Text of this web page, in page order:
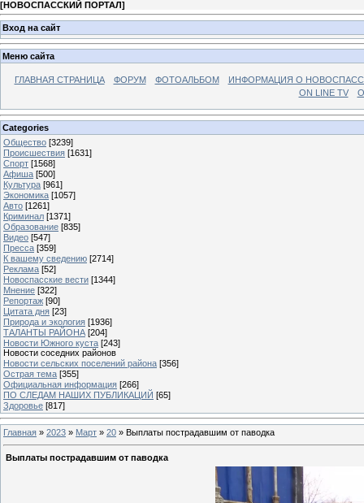
[НОВОСПАССКИЙ ПОРТАЛ]
Вход на сайт
Меню сайта
ГЛАВНАЯ СТРАНИЦА ФОРУМ ФОТОАЛЬБОМ
ИНФОРМАЦИЯ О
ON LINE TV
Categories
Общество [3239]
Происшествия [1631]
Спорт [1568]
Афиша [500]
Культура [961]
Экономика [1057]
Авто [1261]
Криминал [1371]
Образование [835]
Видео [547]
Пресса [359]
К вашему сведению [2714]
Реклама [52]
Новоспасские вести [1344]
Мнение [322]
Репортаж [90]
Цитата дня [23]
Природа и экология [1936]
ТАЛАНТЫ РАЙОНА [204]
Новости Южного куста [243]
Новости соседних районов
Новости сельских поселений района [356]
Острая тема [355]
Официальная информация [266]
ПО СЛЕДАМ НАШИХ ПУБЛИКАЦИЙ [65]
Здоровье [817]
Главная » 2023 » Март » 20 » Выплаты пострадавшим от паводка
Выплаты пострадавшим от паводка